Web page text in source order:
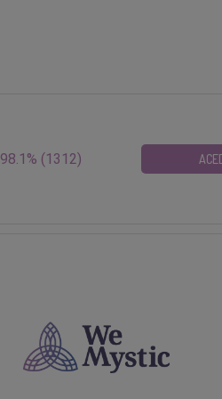
98.1% (1312)